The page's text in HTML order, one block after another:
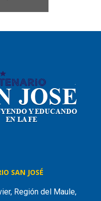
SAN JOSÉ
Región del Maule,